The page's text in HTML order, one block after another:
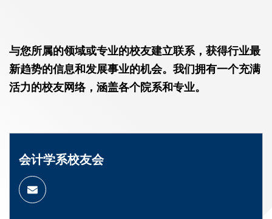
与您所属的领域或专业的校友建立联系，获得行业最
新趋势的信息和发展事业的机会。我们拥有一个充满
活力的校友网络，涵盖各个院系和专业。
会计学系校友会